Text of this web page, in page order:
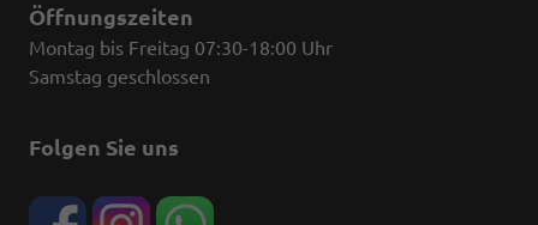
Öffnungszeiten
Montag bis Freitag 07:30-18:00 Uhr
Samstag geschlossen
Folgen Sie uns